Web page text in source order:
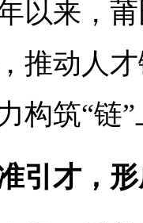
以来，
推动人
构筑“链
引才，